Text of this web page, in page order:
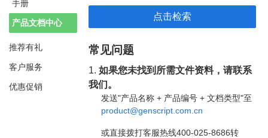
手册
产品文档中心
推荐有礼
客户服务
优惠促销
常见问题
1.如果您未找到所需文件资料，请联系
我们。
发送"产品名称 + 产品编号 + 文档类型"至
product@genscript.com.cn
或直接拨打客服热线400-025-8686转